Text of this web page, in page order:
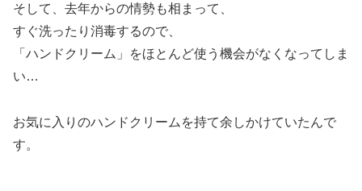
そして、去年からの情勢も相まって、
すぐ洗ったり消毒するので、
「ハンドクリーム」をほとんど使う機会がなくなってしま
い…
お気に入りのハンドクリームを持て余しかけていたんで
す。